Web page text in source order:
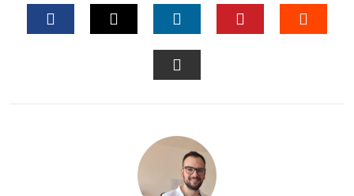
TWITTERLINKEDIN